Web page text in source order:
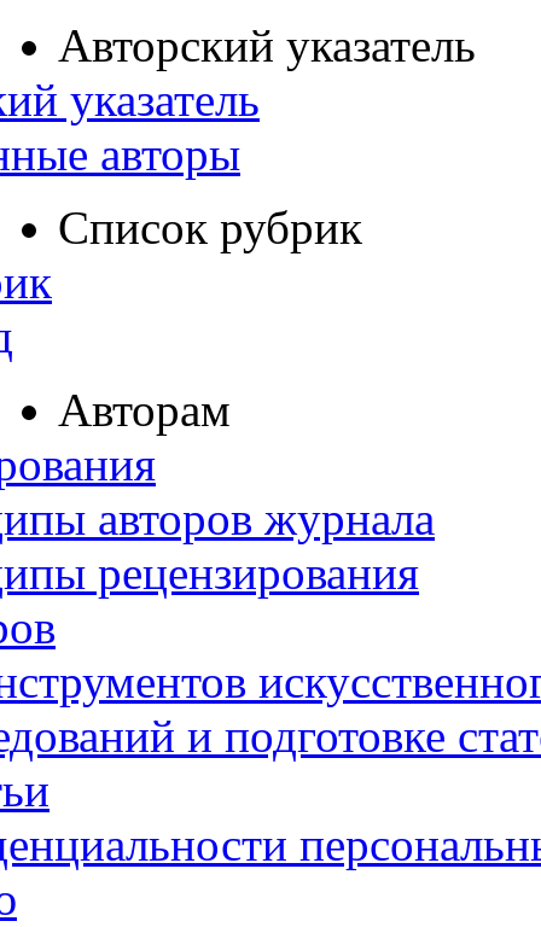
Авторский указатель
указатель
авторы
Список рубрик
Авторам
авторов журнала
рецензирования
и подготовке